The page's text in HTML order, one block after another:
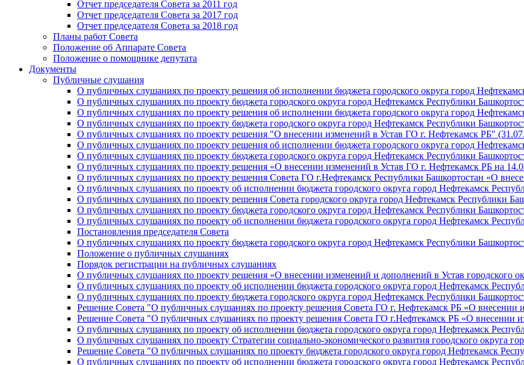
Отчет председателя Совета за 2011 год
Отчет председателя Совета за 2017 год
Отчет председателя Совета за 2018 год
Планы работ Совета
Положение об Аппарате Совета
Положение о помощнике депутата
Документы
Публичные слушания
О публичных слушаниях по проекту решения об исполнении бюджета городского округа город
О публичных слушаниях по проекту бюджета городского округа город Нефтекамск Республики
О публичных слушаниях по проекту решения об исполнении бюджета городского округа город
О публичных слушаниях по проекту бюджета городского округа город Нефтекамск Республики
О публичных слушаниях по проекту решения "О внесении изменений в Устав ГО г. Нефтекамск РБ"
О публичных слушаниях по проекту решения об исполнении бюджета городского округа город
О публичных слушаниях по проекту бюджета городского округа город Нефтекамск Республики
О публичных слушаниях по проекту решения «О внесении изменений в Устав ГО г. Нефтекамск РБ на
О публичных слушаниях по проекту решения Совета ГО г.Нефтекамск Республики Башкортостан «О
О публичных слушаниях по проекту об исполнении бюджета городского округа город Нефтекамск
О публичных слушаниях по проекту решения Совета городского округа город Нефтекамск Республики
О публичных слушаниях по проекту бюджета городского округа город Нефтекамск Республики
О публичных слушаниях по проекту об исполнении бюджета городского округа город Нефтекамск
Постановления председателя Совета
О публичных слушаниях по проекту бюджета городского округа город Нефтекамск Республики
Положение о публичных слушаниях
Порядок регистрации на публичных слушаниях
О публичных слушаниях по проекту решения «О внесении изменений и дополнений в Устав городского
О публичных слушаниях по проекту об исполнении бюджета городского округа город Нефтекамск
О публичных слушаниях по проекту бюджета городского округа город Нефтекамск Республики
Решение Совета "О публичных слушаниях по проекту решения Совета ГО г. Нефтекамск РБ «О внесении
Решение Совета "О публичных слушаниях по проекту решения Совета ГО г.Нефтекамск РБ «О внесении
О публичных слушаниях по проекту об исполнении бюджета городского округа город Нефтекамск
О публичных слушаниях по проекту Стратегии социально-экономического развития городского округа
Решение Совета "О публичных слушаниях по проекту бюджета городского округа город Нефтекамск
О публичных слушаниях по проекту об исполнении бюджета городского округа город Нефтекамск